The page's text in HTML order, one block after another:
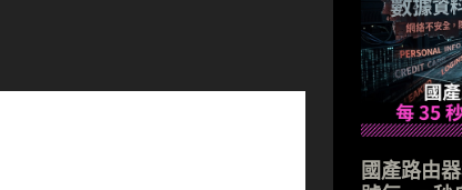
國產路由